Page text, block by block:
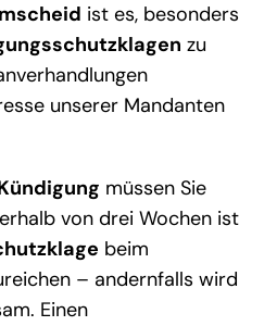
ist es, besonders
zu
unserer Mandanten
müssen Sie
von drei Wochen ist
beim
– andernfalls wird
Einen